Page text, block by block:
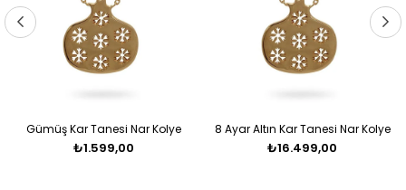
Gümüş Kar Tanesi Nar Kolye
₺1.599,00
8 Ayar Altın Kar Tanesi Nar Kolye
₺16.499,00